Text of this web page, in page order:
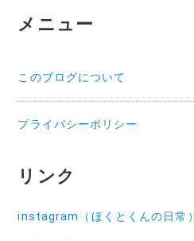
ゲ
シ
ョ
メニュー
このブログについて
プライバシーポリシー
リンク
instagram（ほくとくんの日常）